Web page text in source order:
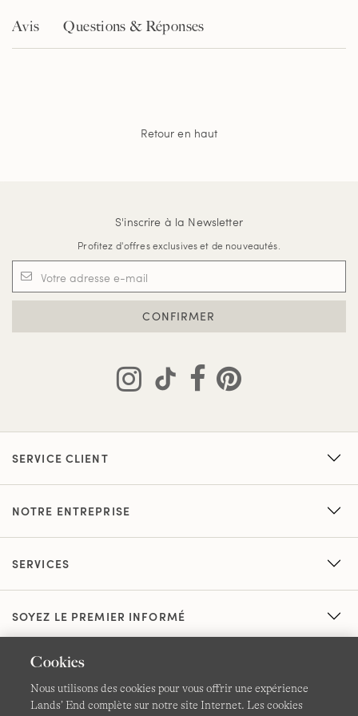
Avis Questions & Réponses
Retour en haut
S'inscrire à la Newsletter
Profitez d'offres exclusives et de nouveautés.
CONFIRMER
SERVICE CLIENT
NOTRE ENTREPRISE
SERVICES
SOYEZ LE PREMIER INFORMÉ
Cookies
Nous utilisons des cookies pour vous offrir une expérience
Lands’ End complète sur notre site Internet. Les cookies